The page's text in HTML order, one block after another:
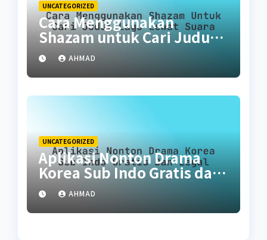
UNCATEGORIZED
Cara Menggunakan
Shazam untuk Cari Judul
Lagu Lewat Suara
AHMAD
UNCATEGORIZED
Aplikasi Nonton Drama
Korea Sub Indo Gratis dan
LegalAHMAD